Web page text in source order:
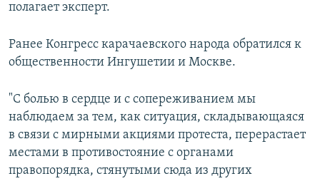
полагает эксперт.
Ранее Конгресс карачаевского народа обратился к
общественности Ингушетии и Москве.
"С болью в сердце и с сопереживанием мы
наблюдаем за тем, как ситуация, складывающаяся
в связи с мирными акциями протеста, перерастает
местами в противостояние с органами
правопорядка, стянутыми сюда из других